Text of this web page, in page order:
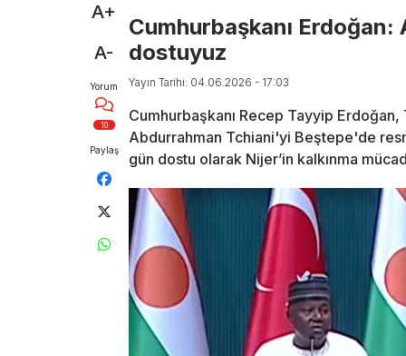
A+
A-
Yorum
10
Paylaş
Cumhurbaşkanı Erdoğan:
dostuyuz
Yayın Tarihi: 04.06.2026 - 17:03
Cumhurbaşkanı Recep Tayyip
Abdurrahman Tchiani'yi Beştepe'de
gün dostu olarak Nijer’in kalkınma